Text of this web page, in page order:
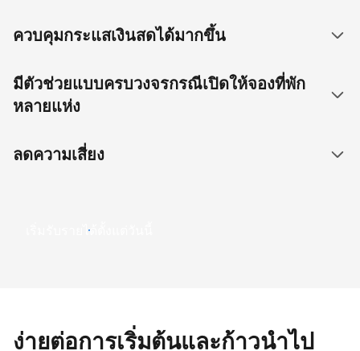
ควบคุมกระแสเงินสดได้มากขึ้น
มีตัวช่วยแบบครบวงจรกรณีเปิดให้จองที่พัก
หลายแห่ง
ลดความเสี่ยง
เริ่มรับรายได้ตั้งแต่วันนี้
ง่ายต่อการเริ่มต้นและก้าวนำไป